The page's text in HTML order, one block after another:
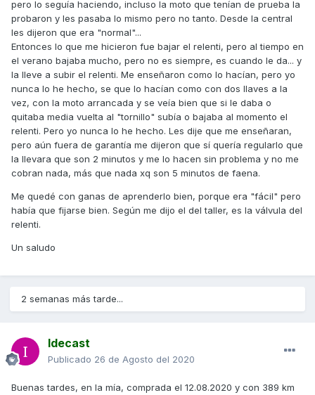
pero lo seguía haciendo, incluso la moto que tenían de prueba la
probaron y les pasaba lo mismo pero no tanto. Desde la central
les dijeron que era "normal"...
Entonces lo que me hicieron fue bajar el relenti, pero al tiempo en
el verano bajaba mucho, pero no es siempre, es cuando le da... y
la lleve a subir el relenti. Me enseñaron como lo hacían, pero yo
nunca lo he hecho, se que lo hacían como con dos llaves a la
vez, con la moto arrancada y se veía bien que si le daba o
quitaba media vuelta al "tornillo" subía o bajaba al momento el
relenti. Pero yo nunca lo he hecho. Les dije que me enseñaran,
pero aún fuera de garantía me dijeron que sí quería regularlo que
la llevara que son 2 minutos y me lo hacen sin problema y no me
cobran nada, más que nada xq son 5 minutos de faena.
Me quedé con ganas de aprenderlo bien, porque era "fácil" pero
había que fijarse bien. Según me dijo el del taller, es la válvula del
relenti.
Un saludo
2 semanas más tarde...
Idecast
Publicado 26 de Agosto del 2020
Buenas tardes, en la mía, comprada el 12.08.2020 y con 389 km